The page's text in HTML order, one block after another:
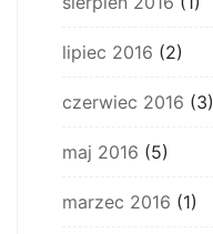
lipiec 2016 (2)
czerwiec 2016 (3)
maj 2016 (5)
marzec 2016 (1)